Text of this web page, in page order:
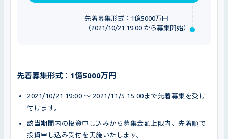
先着募集形式：1億5000万円
（2021/10/21 19:00 から募集開始）
先着募集形式：1億5000万円
2021/10/21 19:00 〜 2021/11/5 15:00まで先着募集を受け
付けます。
該当期間内の投資申し込みから募集金額上限内、先着順で
投資申し込み受付を実施いたします。